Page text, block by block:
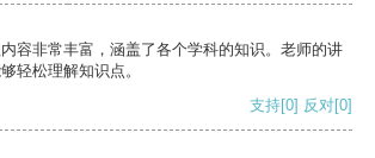
容非常丰富，涵盖了各个学科的知识。老师的讲
轻松理解知识点。
支持[0] 反对[0]